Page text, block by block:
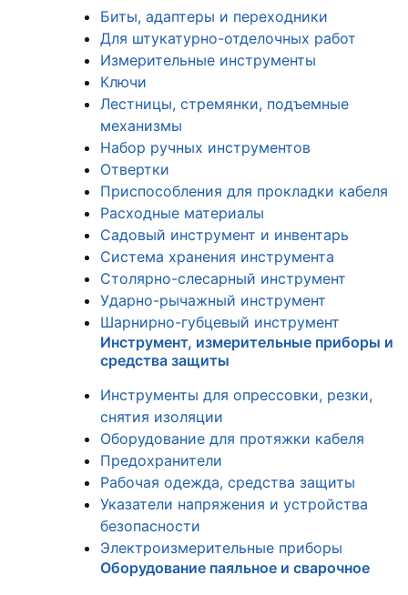
Биты, адаптеры и переходники
Для штукатурно-отделочных работ
Измерительные инструменты
Ключи
Лестницы, стремянки, подъемные
механизмы
Набор ручных инструментов
Отвертки
Приспособления для прокладки кабеля
Расходные материалы
Садовый инструмент и инвентарь
Система хранения инструмента
Столярно-слесарный инструмент
Ударно-рычажный инструмент
Шарнирно-губцевый инструмент
Инструмент, измерительные приборы и
средства защиты
Инструменты для опрессовки, резки,
снятия изоляции
Оборудование для протяжки кабеля
Предохранители
Рабочая одежда, средства защиты
Указатели напряжения и устройства
безопасности
Электроизмерительные приборы
Оборудование паяльное и сварочное